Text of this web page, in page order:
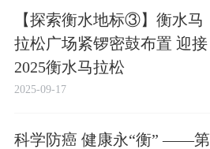
【探索衡水地标③】衡水马
拉松广场紧锣密鼓布置 迎接
2025衡水马拉松
2025-09-17
科学防癌 健康永“衡” ——第